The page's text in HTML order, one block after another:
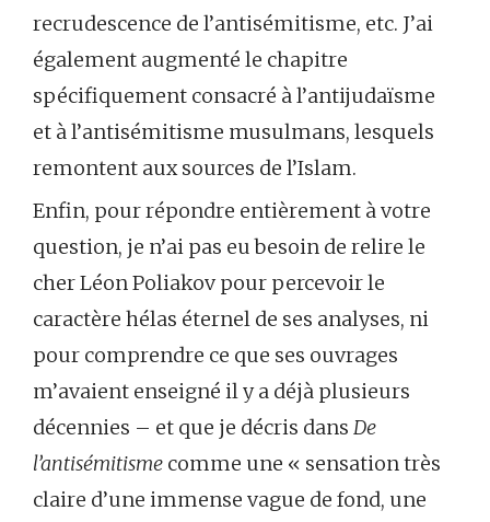
recrudescence de l’antisémitisme, etc. J’ai
également augmenté le chapitre
spécifiquement consacré à l’antijudaïsme
et à l’antisémitisme musulmans, lesquels
remontent aux sources de l’Islam.
Enfin, pour répondre entièrement à votre
question, je n’ai pas eu besoin de relire le
cher Léon Poliakov pour percevoir le
caractère hélas éternel de ses analyses, ni
pour comprendre ce que ses ouvrages
m’avaient enseigné il y a déjà plusieurs
décennies – et que je décris dans De
l’antisémitisme comme une « sensation très
claire d’une immense vague de fond, une